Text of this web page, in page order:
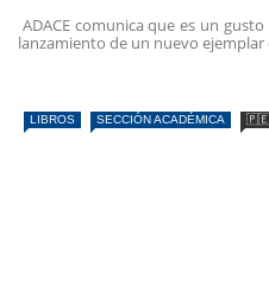
ADACE comunica que es un
lanzamiento de un nuevo ejemplar
LIBROS SECCIÓN ACADÉMICA 🇵🇪